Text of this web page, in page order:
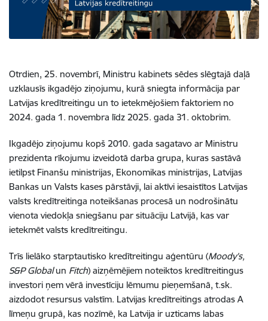
Otrdien, 25. novembrī, Ministru kabinets sēdes slēgtajā daļā
uzklausīs ikgadējo ziņojumu, kurā sniegta informācija par
Latvijas kredītreitingu un to ietekmējošiem faktoriem no
2024. gada 1. novembra līdz 2025. gada 31. oktobrim.
Ikgadējo ziņojumu kopš 2010. gada sagatavo ar Ministru
prezidenta rīkojumu izveidotā darba grupa, kuras sastāvā
ietilpst Finanšu ministrijas, Ekonomikas ministrijas, Latvijas
Bankas un Valsts kases pārstāvji, lai aktīvi iesaistītos Latvijas
valsts kredītreitinga noteikšanas procesā un nodrošinātu
vienota viedokļa sniegšanu par situāciju Latvijā, kas var
ietekmēt valsts kredītreitingu.
Trīs lielāko starptautisko kredītreitingu aģentūru (Moody’s,
S&P Globalun Fitch) aizņēmējiem noteiktos kredītreitingus
investori ņem vērā investīciju lēmumu pieņemšanā, t.sk.
aizdodot resursus valstīm. Latvijas kredītreitings atrodas A
līmeņu grupā, kas nozīmē, ka Latvija ir uzticams labas